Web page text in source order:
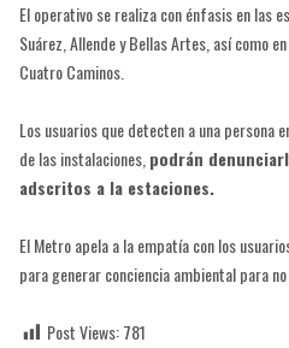
El operativo se realiza con énfasis en las
Suárez, Allende y Bellas Artes, así como
Cuatro Caminos.
Los usuarios que detecten a una persona
de las instalaciones,podrán
adscritos a la estaciones.
El Metro apela a la empatía con los
para generar conciencia ambiental para
Post Views: 781